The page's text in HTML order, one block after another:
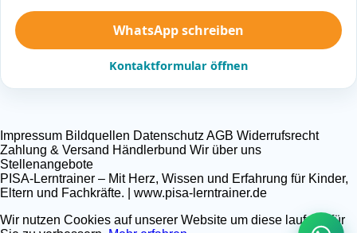
WhatsApp schreiben
Kontaktformular öffnen
Impressum Bildquellen Datenschutz AGB Widerrufsrecht
Zahlung & Versand Händlerbund Wir über uns
Stellenangebote
PISA-Lerntrainer – Mit Herz, Wissen und Erfahrung für Kinder,
Eltern und Fachkräfte. | www.pisa-lerntrainer.de
Wir nutzen Cookies auf unserer Website um diese laufend für